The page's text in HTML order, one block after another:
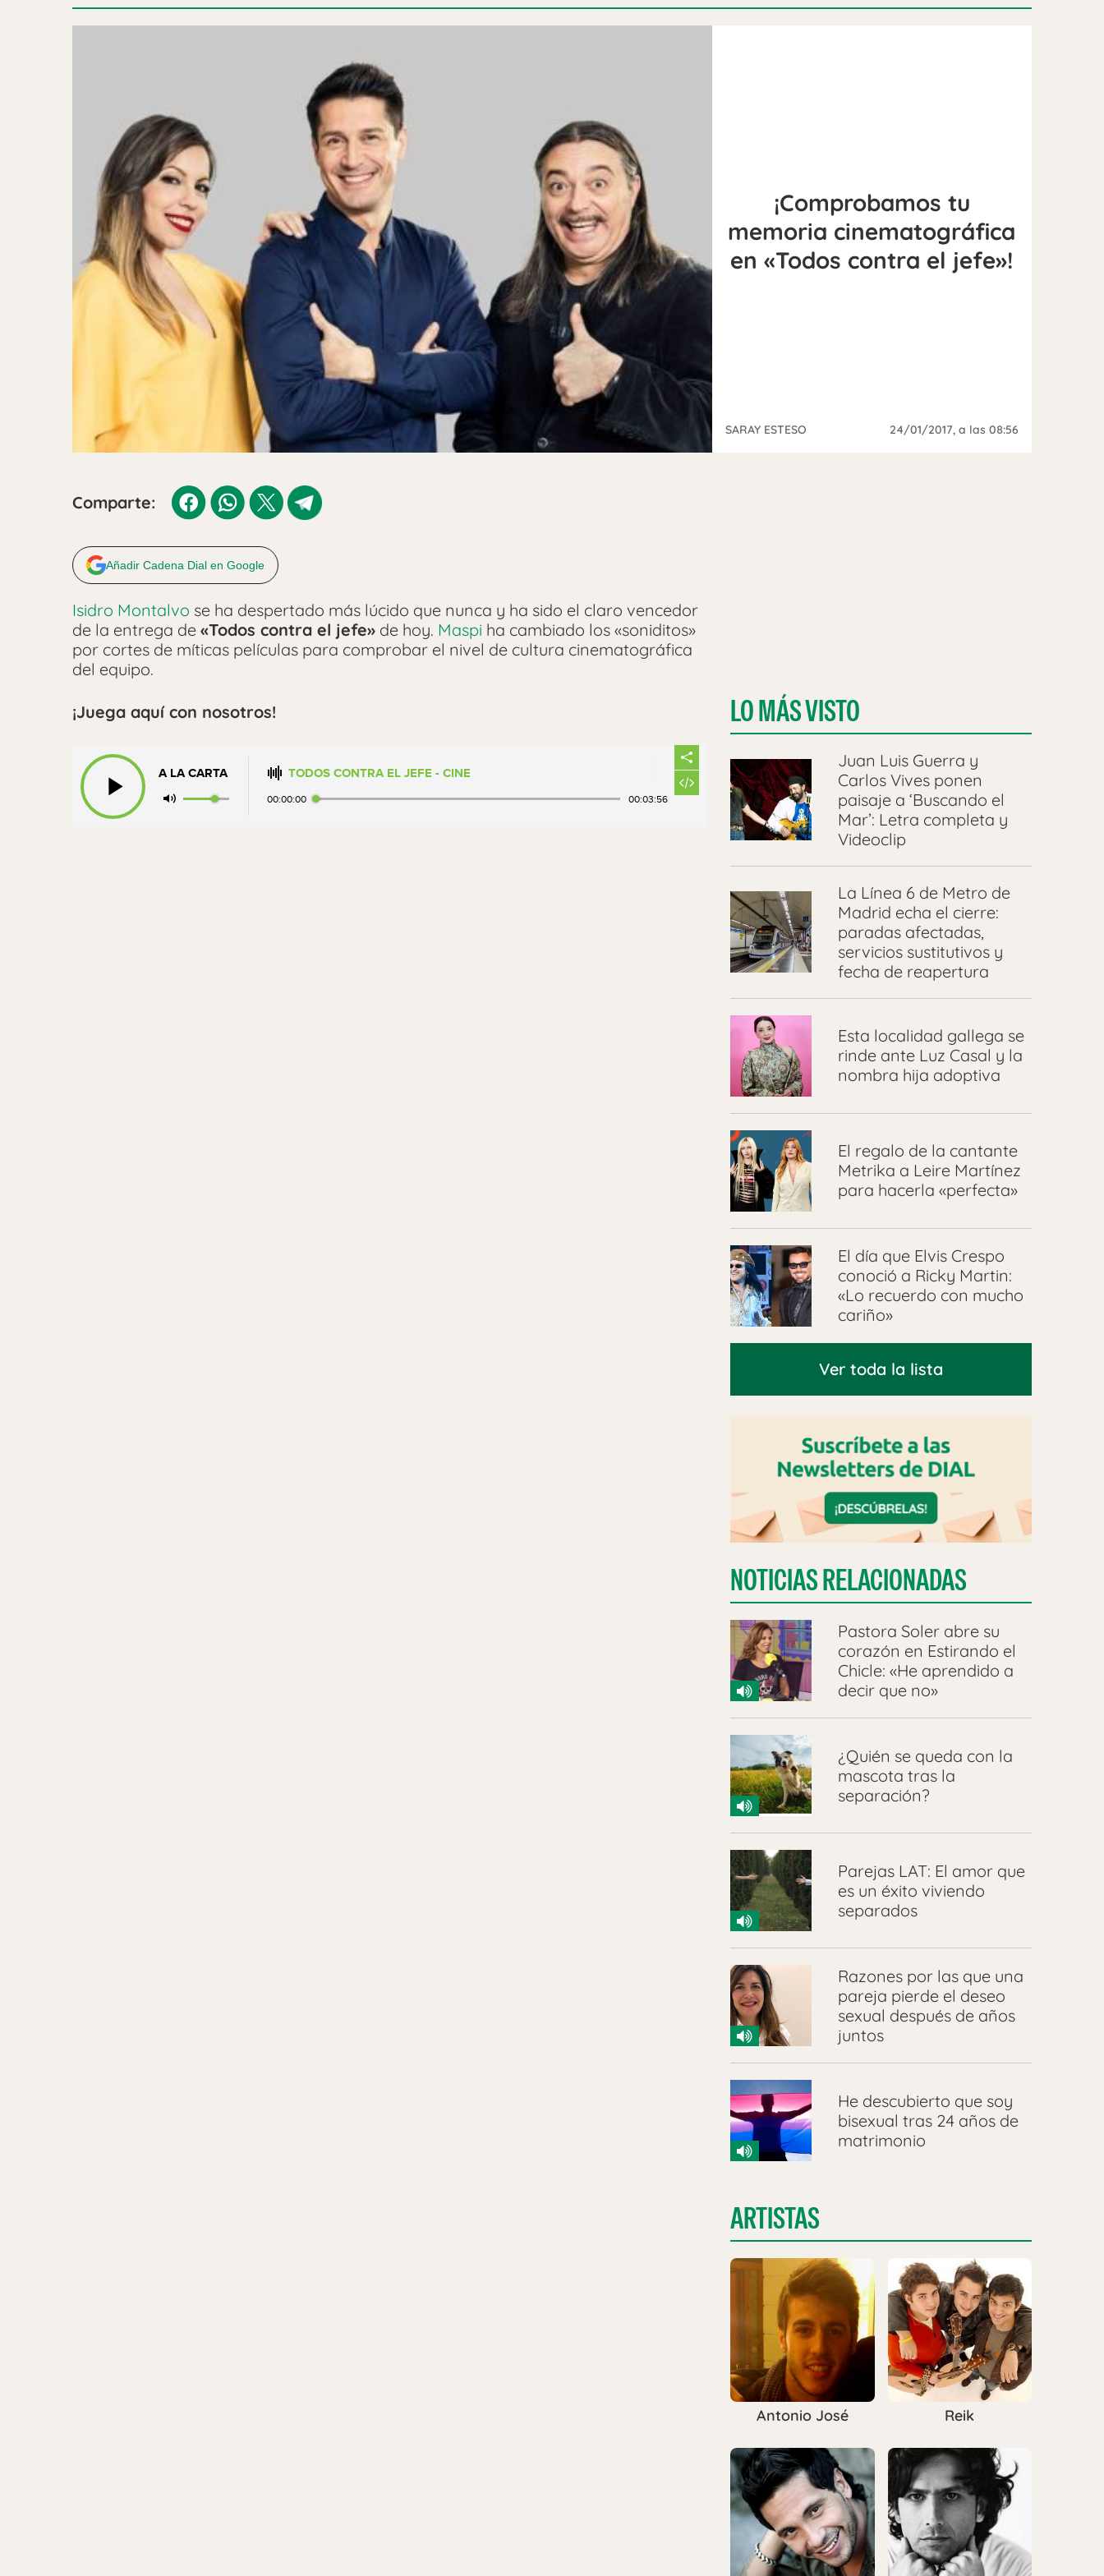
¡Comprobamos tu
memoria cinematográfica
en «Todos contra el jefe»!
SARAY ESTESO 24/01/2017, a las 08:56
Comparte:
Añadir Cadena Dial en Google
Isidro Montalvo se ha despertado más lúcido que nunca y ha sido el claro vencedor
de la entrega de «Todos contra el jefe» de hoy. Maspi ha cambiado los «soniditos»
por cortes de míticas películas para comprobar el nivel de cultura cinematográfica
del equipo.
¡Juega aquí con nosotros!
A LA CARTA TODOS CONTRA EL JEFE - CINE
00:00:00 00:03:56
LO MÁS VISTO
Juan Luis Guerra y
Carlos Vives ponen
paisaje a ‘Buscando el
Mar’: Letra completa y
Videoclip
La Línea 6 de Metro de
Madrid echa el cierre:
paradas afectadas,
servicios sustitutivos y
fecha de reapertura
Esta localidad gallega se
rinde ante Luz Casal y la
nombra hija adoptiva
El regalo de la cantante
Metrika a Leire Martínez
para hacerla «perfecta»
El día que Elvis Crespo
conoció a Ricky Martin:
«Lo recuerdo con mucho
cariño»
Ver toda la lista
NOTICIAS RELACIONADAS
Pastora Soler abre su
corazón en Estirando el
Chicle: «He aprendido a
decir que no»
¿Quién se queda con la
mascota tras la
separación?
Parejas LAT: El amor que
es un éxito viviendo
separados
Razones por las que una
pareja pierde el deseo
sexual después de años
juntos
He descubierto que soy
bisexual tras 24 años de
matrimonio
ARTISTAS
Antonio José Reik